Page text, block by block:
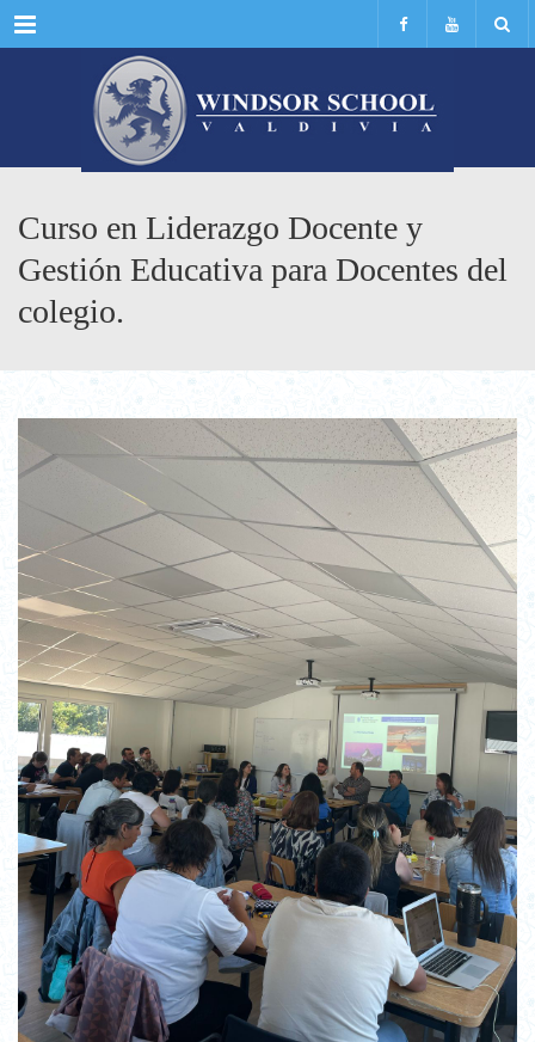
Menu
Curso en Liderazgo Docente y
Gestión Educativa para Docentes del
colegio.